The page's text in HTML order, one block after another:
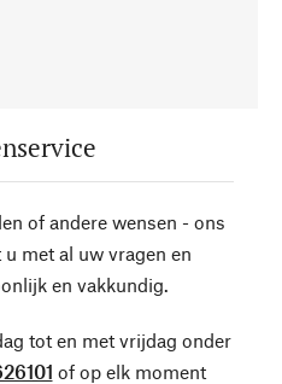
of andere wensen - ons
met al uw vragen en
en vakkundig.
tot en met vrijdag onder
of op elk moment